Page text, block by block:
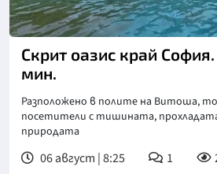
Скрит оазис край
мин.
Разположено в полите на Витоша,
посетители с тишината,
природата
06 август | 8:25 1